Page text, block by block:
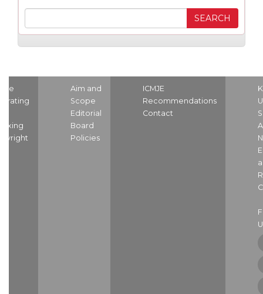
Aim and
Scope
Editorial
Board
Policies
ICMJE
Recommendations
Contact